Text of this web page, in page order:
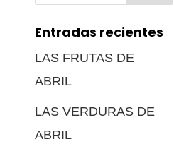
Entradas recientes
LAS FRUTAS DE
ABRIL
LAS VERDURAS DE
ABRIL